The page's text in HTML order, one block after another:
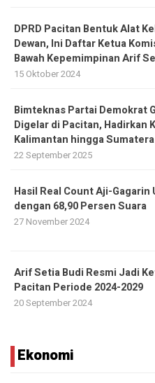
DPRD Pacitan Bentuk Alat
Dewan, Ini Daftar Ketua
Bawah Kepemimpinan Arif
15 Oktober 2024
Bimteknas Partai Demokrat
Digelar di Pacitan, Hadirkan
Kalimantan hingga Sumatera
22 September 2025
Hasil Real Count Aji-Gagarin
dengan 68,90 Persen Suara
27 November 2024
Arif Setia Budi Resmi Jadi
Pacitan Periode 2024-2029
20 September 2024
Ekonomi